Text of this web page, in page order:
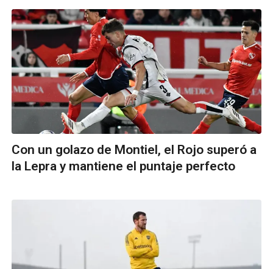
Con un golazo de Montiel, el Rojo superó a
la Lepra y mantiene el puntaje perfecto